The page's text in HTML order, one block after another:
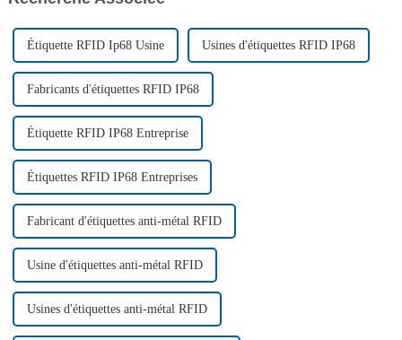
est un facteur clé dans la
réussite de la chaîne logistique.
Étiquette RFID Ip68 Usine Usines d'étiquettes RFID IP68
Fabricants d'étiquettes RFID IP68
Étiquette RFID IP68 Entreprise
Étiquettes RFID IP68 Entreprises
Fabricant d'étiquettes anti-métal RFID
Usine d'étiquettes anti-métal RFID
Usines d'étiquettes anti-métal RFID